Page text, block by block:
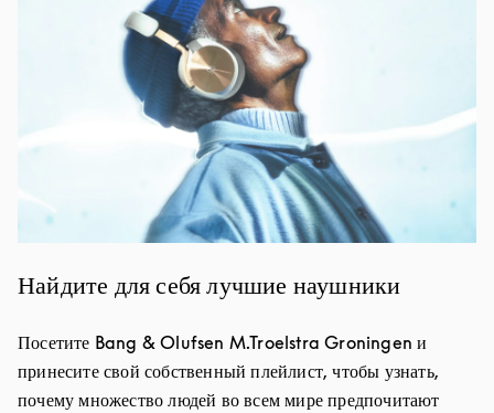
Найдите для себя лучшие наушники
Посетите Bang & Olufsen M.Troelstra Groningen и
принесите свой собственный плейлист, чтобы узнать,
почему множество людей во всем мире предпочитают